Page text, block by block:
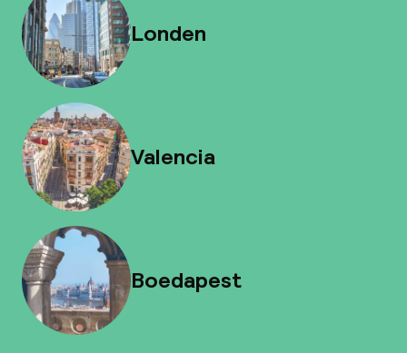
Londen
Valencia
Boedapest